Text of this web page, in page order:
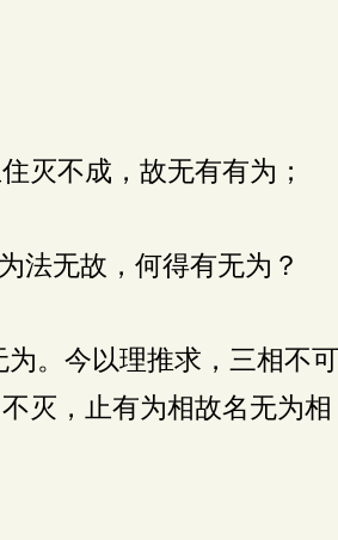
灭不成，故无有有为；
法无故，何得有无为？
。今以理推求，三相不
灭，止有为相故名无为